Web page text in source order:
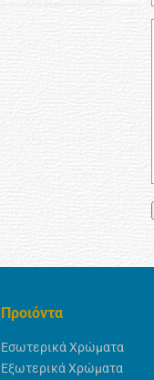
Προιόντα
Εσωτερικά Χρώματα
Εξωτερικά Χρώματα